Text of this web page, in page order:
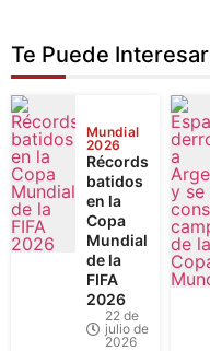
Te Puede Interesar
Mundial
2026
Récords
batidos
en la
Copa
Mundial
de la
FIFA
2026
22 de
julio de
2026